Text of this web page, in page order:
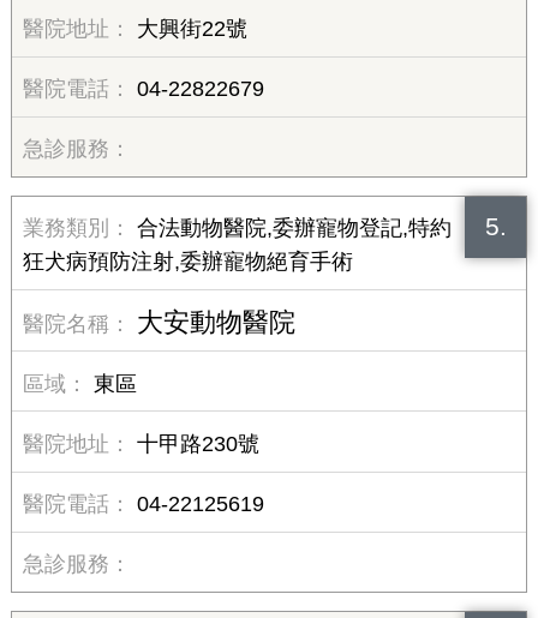
大興街22號
04-22822679
5.
合法動物醫院,委辦寵物登記,特約
狂犬病預防注射,委辦寵物絕育手術
大安動物醫院
東區
十甲路230號
04-22125619